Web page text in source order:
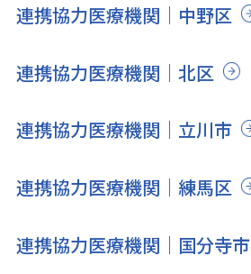
連携協力医療機関｜中野区
連携協力医療機関｜北区
連携協力医療機関｜立川市
連携協力医療機関｜練馬区
連携協力医療機関｜国分寺市